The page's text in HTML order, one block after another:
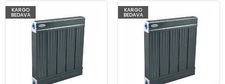
KARGO
BEDAVA
KARGO
BEDAVA